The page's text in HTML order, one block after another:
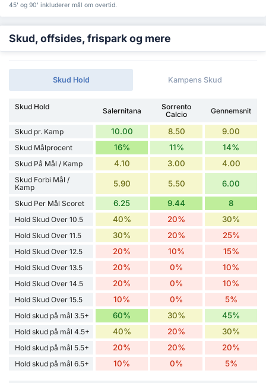
45' og 90' inkluderer mål om overtid.
Skud, offsides, frispark og mere
Skud Hold Kampens Skud
Skud Hold Salernitana
Sorrento
Calcio
Gennemsnit
Skud pr. Kamp 10.00 8.50 9.00
Skud Målprocent 16% 11% 14%
Skud På Mål / Kamp 4.10 3.00 4.00
Skud Forbi Mål /
Kamp
5.90 5.50 6.00
Skud Per Mål Scoret 6.25 9.44 8
Hold Skud Over 10.5 40% 20% 30%
Hold Skud Over 11.5 30% 20% 25%
Hold Skud Over 12.5 20% 10% 15%
Hold Skud Over 13.5 20% 0% 10%
Hold Skud Over 14.5 20% 0% 10%
Hold Skud Over 15.5 10% 0% 5%
Hold skud på mål 3.5+ 60% 30% 45%
Hold skud på mål 4.5+ 40% 20% 30%
Hold skud på mål 5.5+ 20% 20% 20%
Hold skud på mål 6.5+ 10% 0% 5%